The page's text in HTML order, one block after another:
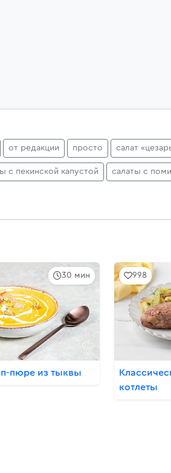
от редакции просто салат
с пекинской капустой салаты с
30 мин
пюре из тыквы
998
котлеты